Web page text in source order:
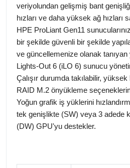
veriyolundan gelişmiş bant
hızları ve daha yüksek ağ hızları
HPE ProLiant Gen11
bir şekilde güvenli bir şekilde
ve güncellemenize olanak
Lights-Out 6 (iLO 6) sunucu
Çalışır durumda takılabilir,
RAID M.2 önyükleme
Yoğun grafik iş yüklerini
tek genişlikte (SW) veya 3 adede
(DW) GPU'yu destekler.